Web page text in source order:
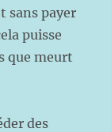
sans payer
puisse
que meurt
des